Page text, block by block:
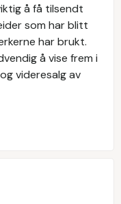
å få tilsendt
som har blitt
har brukt.
å vise frem i
videresalg av